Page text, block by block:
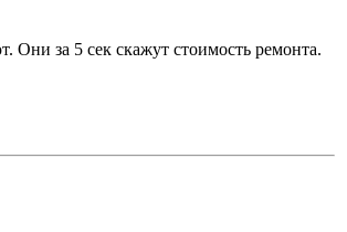
Они за 5 сек скажут стоимость ремонта.